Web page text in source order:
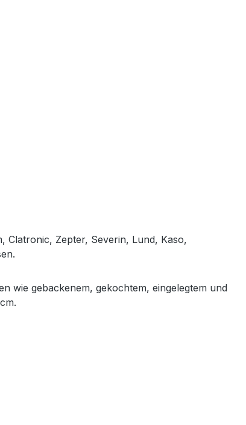
Zepter, Severin, Lund, Kaso,
wie gebackenem, gekochtem, eingelegtem und